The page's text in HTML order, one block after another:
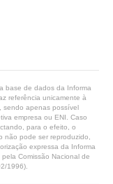
base de dados da Informa
referência unicamente à
sendo apenas possível
empresa ou ENI. Caso
para o efeito, o
não pode ser reproduzido,
expressa da Informa
Comissão Nacional de
1996).